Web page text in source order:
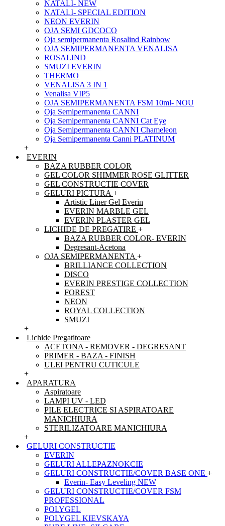
NATALI- NEW
NATALI- SPECIAL EDITION
NEON EVERIN
OJA SEMI GDCOCO
Oja semipermanenta Rosalind Rainbow
OJA SEMIPERMANENTA VENALISA
ROSALIND
SMUZI EVERIN
THERMO
VENALISA 3 IN 1
Venalisa VIP5
OJA SEMIPERMANENTA FSM 10ml- NOU
Oja Semipermanenta CANNI
Oja Semipermanenta CANNI Cat Eye
Oja Semipermanenta CANNI Chameleon
Oja Semipermanenta Canni PLATINUM
+
EVERIN
BAZA RUBBER COLOR
GEL COLOR SHIMMER ROSE GLITTER
GEL CONSTRUCTIE COVER
GELURI PICTURA +
Artistic Liner Gel Everin
EVERIN MARBLE GEL
EVERIN PLASTER GEL
LICHIDE DE PREGATIRE +
BAZA RUBBER COLOR- EVERIN
Degresant-Acetona
OJA SEMIPERMANENTA +
BRILLIANCE COLLECTION
DISCO
EVERIN PRESTIGE COLLECTION
FOREST
NEON
ROYAL COLLECTION
SMUZI
+
Lichide Pregatitoare
ACETONA - REMOVER - DEGRESANT
PRIMER - BAZA - FINISH
ULEI PENTRU CUTICULE
+
APARATURA
Aspiratoare
LAMPI UV - LED
PILE ELECTRICE SI ASPIRATOARE
MANICHIURA
STERILIZATOARE MANICHIURA
+
GELURI CONSTRUCTIE
EVERIN
GELURI ALLEPAZNOKCIE
GELURI CONSTRUCTIE/COVER BASE ONE +
Everin- Easy Leveling NEW
GELURI CONSTRUCTIE/COVER FSM
PROFESSIONAL
POLYGEL
POLYGEL KIEVSKAYA